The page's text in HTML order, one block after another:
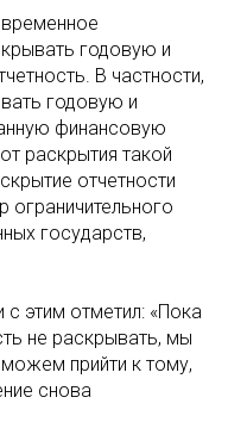
годовую и
В частности,
годовую и
финансовую
раскрытия такой
отчетности
государств,
этим отметил: «Пока
не раскрывать, мы
прийти к тому,
снова